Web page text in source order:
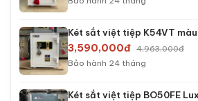
Két sắt việt tiệp K54VT
3,590,000đ 4,963,000đ
Bảo hành 24 tháng
Két sắt việt tiệp BO50FE